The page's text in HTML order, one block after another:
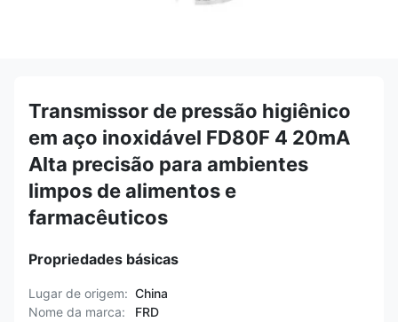
Transmissor de pressão higiênico
em aço inoxidável FD80F 4 20mA
Alta precisão para ambientes
limpos de alimentos e
farmacêuticos
Propriedades básicas
Lugar de origem: China
Nome da marca:
FRD